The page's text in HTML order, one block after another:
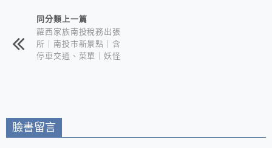
相連文章同分類上一篇
蘿西家族南投稅務出張
所｜南投市新景點｜含
停車交通、菜單｜妖怪
臉書留言